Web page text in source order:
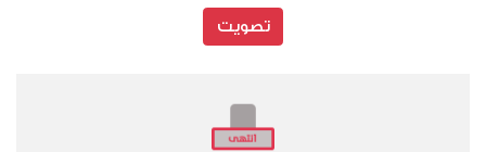
تصويت